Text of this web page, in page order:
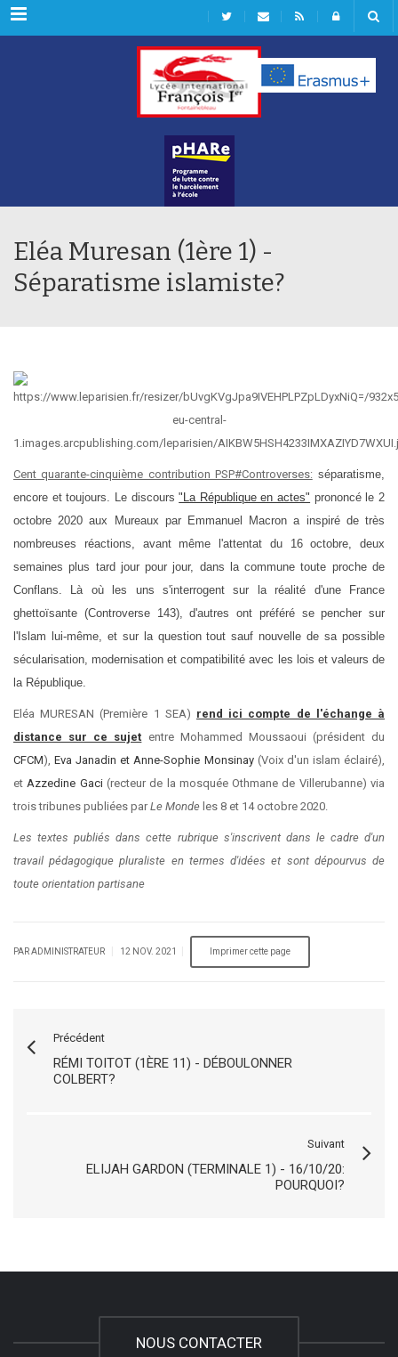
Rubriques
Eléa Muresan (1ère 1) -
Séparatisme islamiste?
Cent quarante-cinquième contribution PSP#Controverses:séparatisme,
encore et toujours. Le discours"La République en actes" prononcé le 2
octobre 2020 aux Mureaux par Emmanuel Macron a inspiré de très
nombreuses réactions, avant même l'attentat du 16 octobre, deux
semaines plus tard jour pour jour, dans la commune toute proche de
Conflans. Là où les uns s'interrogent sur la réalité d'une France
ghettoïsante (Controverse 143), d'autres ont préféré se pencher sur
l'Islam lui-même, et sur la question tout sauf nouvelle de sa possible
sécularisation, modernisation et compatibilité avec les lois et valeurs de
la République.
Eléa MURESAN (Première 1 SEA) rend ici compte de l'échange à
distance sur ce sujet entre Mohammed Moussaoui (président du
CFCM),Eva Janadin et Anne-Sophie Monsinay(Voix d'un islam éclairé),
etAzzedine Gaci(recteur de la mosquée Othmane de Villerubanne) via
trois tribunes publiées parLe Monde les 8 et 14 octobre 2020.
Les textes publiés dans cette rubrique s'inscrivent dans le cadre d'un
travail pédagogique pluraliste en termes d'idées et sont dépourvus de
toute orientation partisane
PAR ADMINISTRATEUR 12 NOV. 2021
Précédent
RÉMI TOITOT (1ÈRE 11) - DÉBOULONNER
COLBERT?
Suivant
ELIJAH GARDON (TERMINALE 1) - 16/10/20:
POURQUOI?
NOUS CONTACTER